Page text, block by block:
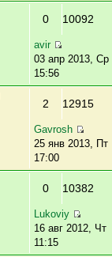
0 10092
avir
03 апр 2013, Ср
15:56
2 12915
Gavrosh
25 янв 2013, Пт
17:00
0 10382
Lukoviy
16 авг 2012, Чт
11:15